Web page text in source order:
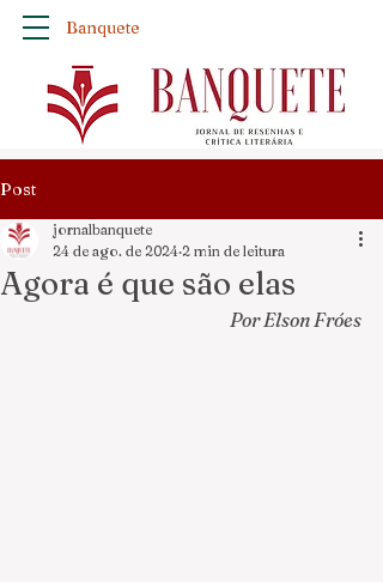
Banquete
Post
Agora é que são elas
jornalbanquete
24 de ago. de 2024 2 min de leitura
Por Elson Fróes